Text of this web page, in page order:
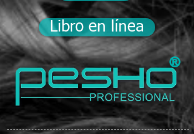
Libro en línea
®